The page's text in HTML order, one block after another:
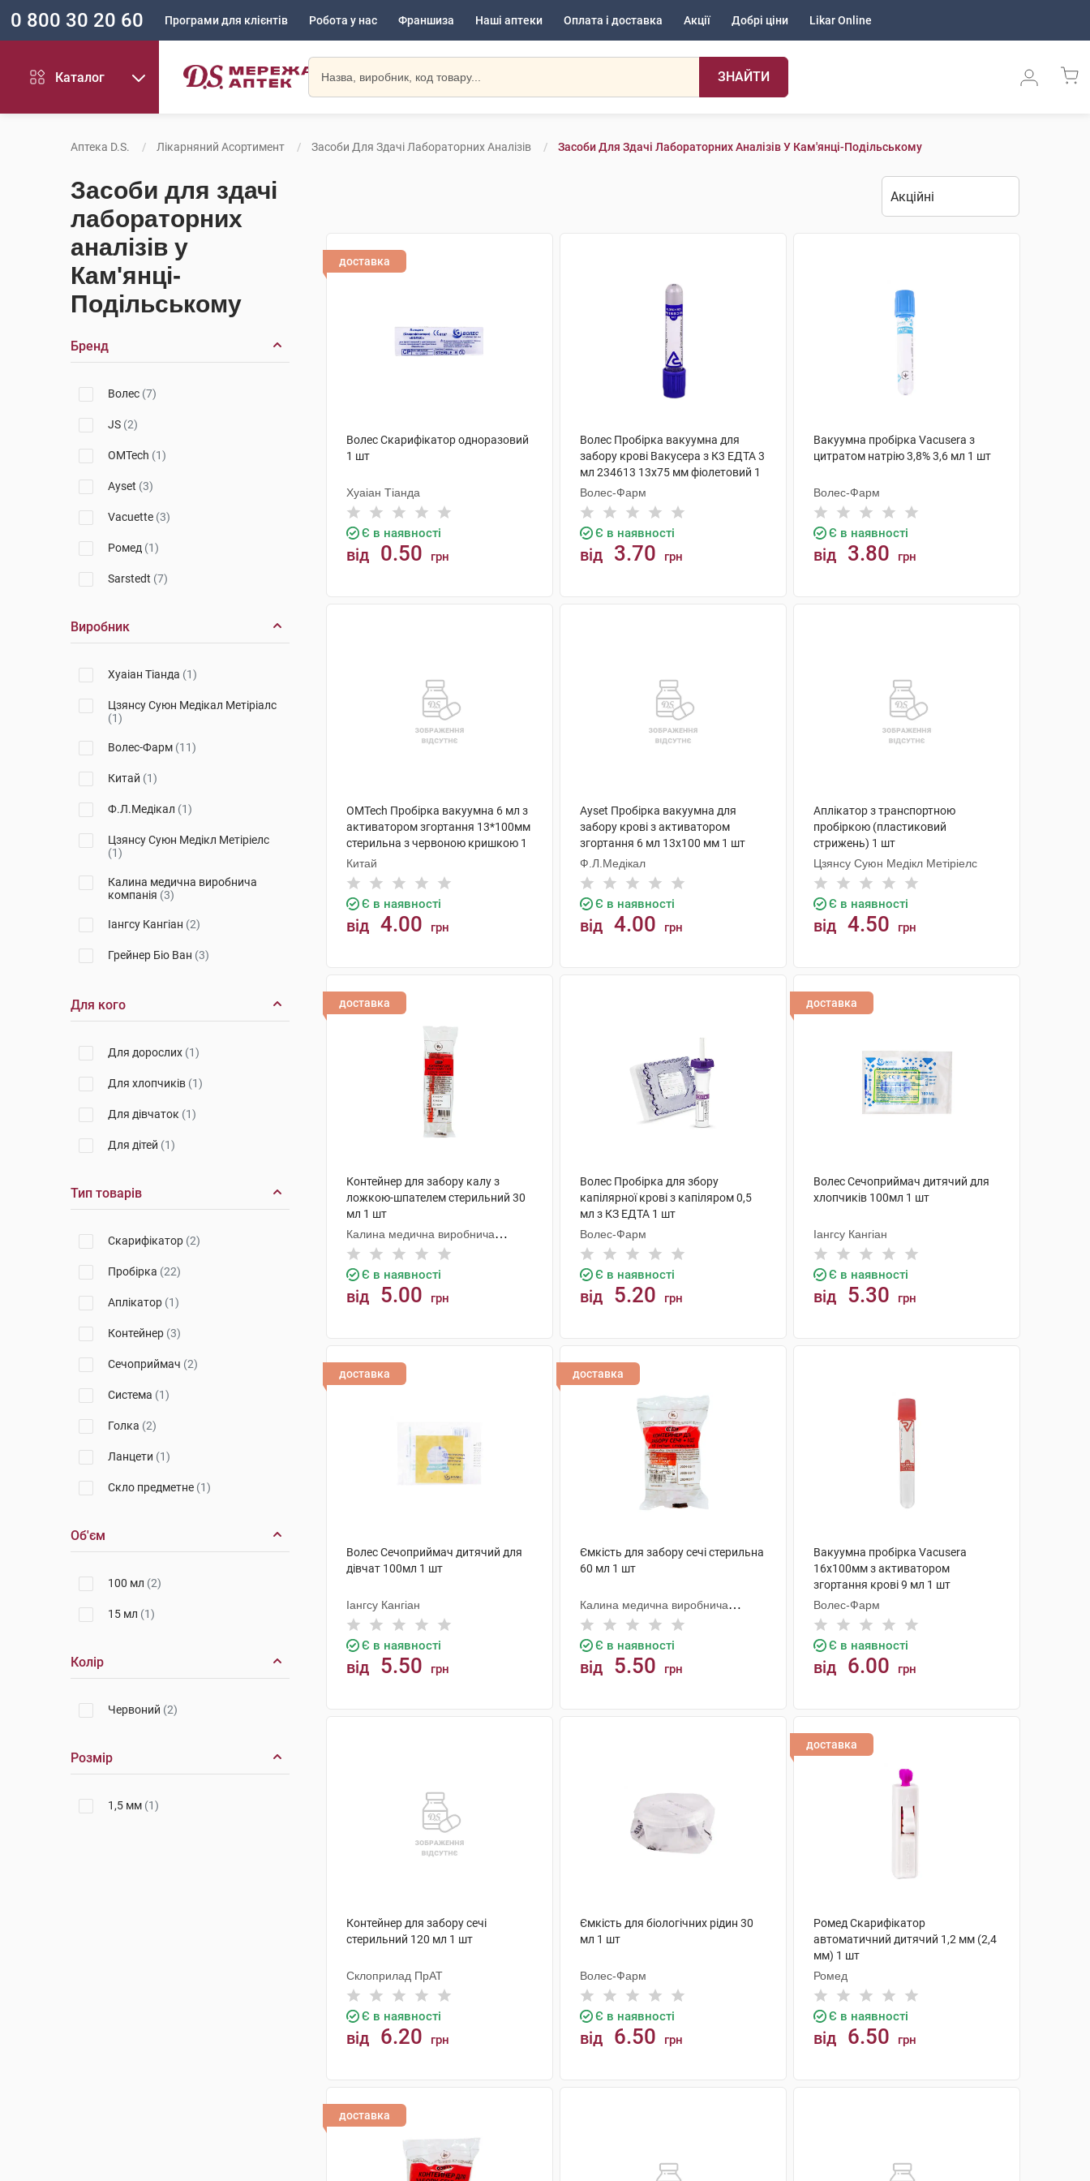
0 800 30 20 60 Програми для клієнтів Робота у нас Франшиза Наші аптеки Оплата і доставка Акції Добрі ціни Likar Online
Каталог ЗНАЙТИ
Аптека D.S. Лікарняний Асортимент Засоби Для Здачі Лабораторних Аналізів Засоби Для Здачі Лабораторних Аналізів У Кам'янці-Подільському
Засоби для здачі
лабораторних
аналізів у
Кам'янці-
Подільському
Бренд
Волес (7)
JS (2)
OMTech (1)
Ayset (3)
Vacuette (3)
Ромед (1)
Sarstedt (7)
Виробник
Хуаіан Тіанда (1)
Цзянсу Суюн Медікал Метіріалс
(1)
Волес-Фарм (11)
Китай (1)
Ф.Л.Медікал (1)
Цзянсу Суюн Медікл Метіріелс
(1)
Калина медична виробнича
компанія (3)
Іангсу Кангіан (2)
Грейнер Біо Ван (3)
Сарстедт (8)
Кабе(5)
ЕсСі-Сенгюс Каунтінг
JS Medical Mate
Для кого
Для дорослих (1)
Для хлопчиків (1)
Для дівчаток (1)
Для дітей (1)
Тип товарів
Скарифікатор (2)
Пробірка (22)
Аплікатор (1)
Контейнер (3)
Сечоприймач (2)
Система (1)
Голка (2)
Ланцети (1)
Скло предметне (1)
Об'єм
100 мл (2)
15 мл (1)
Колір
Червоний (2)
Розмір
1,5 мм (1)
доставка
Волес Скарифікатор одноразовий
1 шт
Хуаіан Тіанда
Є в наявності
від 0.50 грн
Волес Пробірка вакуумна для
забору крові Вакусера з К3 ЕДТА 3
мл 234613 13х75 мм фіолетовий 1
шт
Волес-Фарм
Є в наявності
від 3.70 грн
Вакуумна пробірка Vacusera з
цитратом натрію 3,8% 3,6 мл 1 шт
Волес-Фарм
Є в наявності
від 3.80 грн
OMTech Пробірка вакуумна 6 мл з
активатором згортання 13*100мм
стерильна з червоною кришкою 1
шт
Китай
Є в наявності
від 4.00 грн
Ayset Пробірка вакуумна для
забору крові з активатором
згортання 6 мл 13х100 мм 1 шт
Ф.Л.Медікал
Є в наявності
від 4.00 грн
Аплікатор з транспортною
пробіркою (пластиковий
стрижень) 1 шт
Цзянсу Суюн Медікл Метіріелс
Є в наявності
від 4.50 грн
доставка
Контейнер для забору калу з
ложкою-шпателем стерильний 30
мл 1 шт
Калина медична виробнича
компанія
Є в наявності
від 5.00 грн
Волес Пробірка для збору
капілярної крові з капіляром 0,5
мл з КЗ ЕДТА 1 шт
Волес-Фарм
Є в наявності
від 5.20 грн
доставка
Волес Сечоприймач дитячий для
хлопчиків 100мл 1 шт
Іангсу Кангіан
Є в наявності
від 5.30 грн
доставка
Волес Сечоприймач дитячий для
дівчат 100мл 1 шт
Іангсу Кангіан
Є в наявності
від 5.50 грн
доставка
Ємкість для забору сечі стерильна
60 мл 1 шт
Калина медична виробнича
компанія
Є в наявності
від 5.50 грн
Вакуумна пробірка Vacusera
16х100мм з активатором
згортання крові 9 мл 1 шт
Волес-Фарм
Є в наявності
від 6.00 грн
Контейнер для забору сечі
стерильний 120 мл 1 шт
Склоприлад ПрАТ
Є в наявності
від 6.20 грн
Ємкість для біологічних рідин 30
мл 1 шт
Волес-Фарм
Є в наявності
від 6.50 грн
доставка
Ромед Скарифікатор
автоматичний дитячий 1,2 мм (2,4
мм) 1 шт
Ромед
Є в наявності
від 6.50 грн
доставка